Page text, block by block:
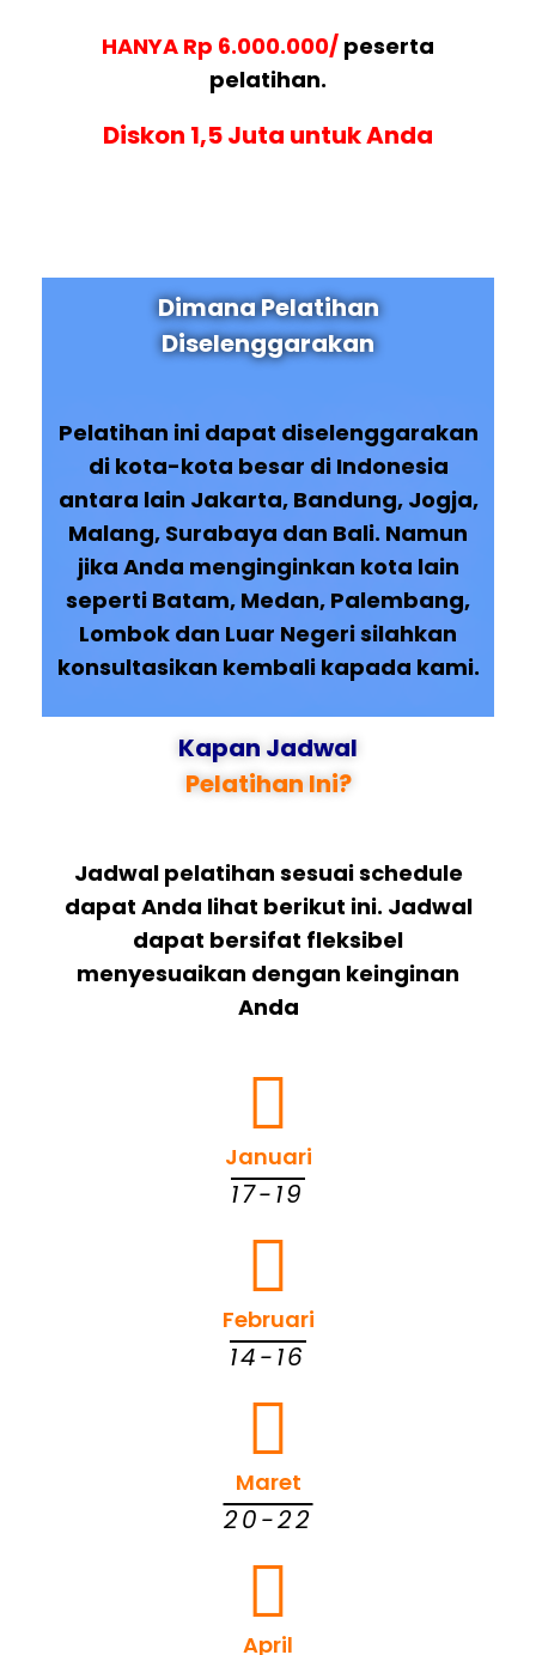
HANYA Rp 6.000.000/ peserta
pelatihan.
Diskon 1,5 Juta untuk Anda
Dimana Pelatihan
Diselenggarakan
Pelatihan ini dapat diselenggarakan
di kota-kota besar di Indonesia
antara lain Jakarta, Bandung, Jogja,
Malang, Surabaya dan Bali. Namun
jika Anda menginginkan kota lain
seperti Batam, Medan, Palembang,
Lombok dan Luar Negeri silahkan
konsultasikan kembali kapada kami.
Kapan Jadwal
Pelatihan Ini?
Jadwal pelatihan sesuai schedule
dapat Anda lihat berikut ini. Jadwal
dapat bersifat fleksibel
menyesuaikan dengan keinginan
Anda
Januari
17-19
Februari
14-16
Maret
20-22
April